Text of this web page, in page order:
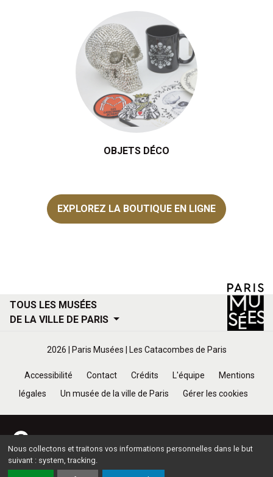
Nous collectons et traitons vos informations personnelles dans le but
suivant : system, tracking
OBJETS DÉCO
EXPLOREZ LA BOUTIQUE EN LIGNE
TOUS LES MUSÉES
DE LA VILLE DE PARIS
Menu2026 | Paris Musées | Les Catacombes de Paris
Accessibilité Contact Crédits L'équipe
Mentions
légales
Un musée de la ville de Paris Gérer les cookies
Menu
Footer
Bottom
Les Catacombes de Paris